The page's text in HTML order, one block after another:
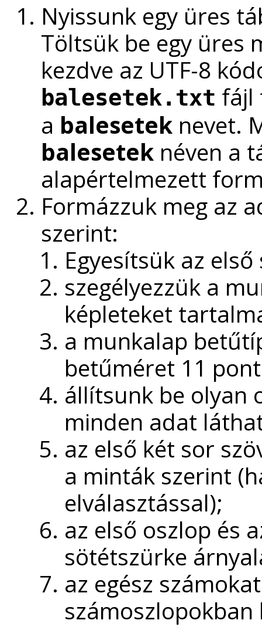
Nyissunk egy üres
Töltsük be egy üres
kezdve az UTF-8
balesetek.txt fájl
a balesetek nevet.
balesetek néven a
alapértelmezett
Formázzuk meg az
szerint:
Egyesítsük az
szegélyezzük a
képleteket
a munkalap
betűméret 11
állítsunk be olyan
minden adat
az első két sor
a minták szerint
elválasztással);
az első oszlop és
sötétszürke
az egész
számoszlopokban